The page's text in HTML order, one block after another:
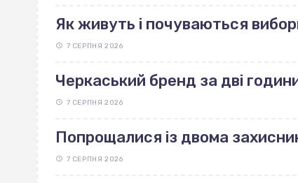
Як живуть і почуваються
7 СЕРПНЯ 2026
Черкаський бренд за дві
7 СЕРПНЯ 2026
Попрощалися із двома
7 СЕРПНЯ 2026